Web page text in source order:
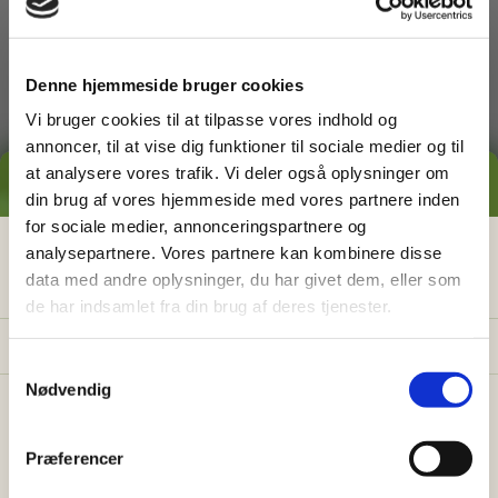
Denne hjemmeside bruger cookies
Vi bruger cookies til at tilpasse vores indhold og
annoncer, til at vise dig funktioner til sociale medier og til
at analysere vores trafik. Vi deler også oplysninger om
din brug af vores hjemmeside med vores partnere inden
for sociale medier, annonceringspartnere og
analysepartnere. Vores partnere kan kombinere disse
data med andre oplysninger, du har givet dem, eller som
de har indsamlet fra din brug af deres tjenester.
Nødvendig
Præferencer
Græsslåning
GRATIS PRISESTIMAT
Hvad koster detegentligat få
hjælp i haven?
Få vores prisguide med faste timepriser, eksempler
Konkrete eksempler på typiske opgaver
Sådan sparer du 26% med servicefradraget